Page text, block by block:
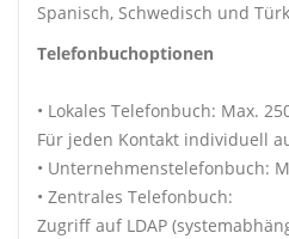
Spanisch, Schwedisch und
Telefonbuchoptionen
• Lokales Telefonbuch: Max.
Für jeden Kontakt individuell
• Unternehmenstelefonbuch:
• Zentrales Telefonbuch:
Zugriff auf LDAP